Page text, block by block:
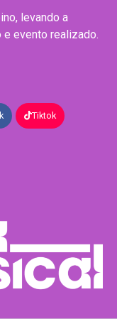
levando a
e evento realizado.
Tiktok